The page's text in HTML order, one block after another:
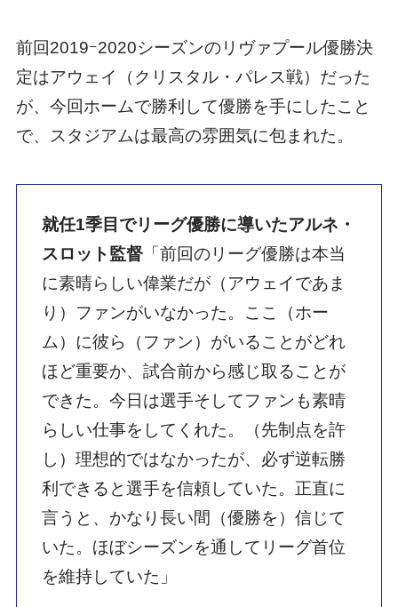
前回2019ｰ2020シーズンのリヴァプール優勝決
定はアウェイ（クリスタル・パレス戦）だった
が、今回ホームで勝利して優勝を手にしたこと
で、スタジアムは最高の雰囲気に包まれた。
就任1季目でリーグ優勝に導いたアルネ・
スロット監督 「前回のリーグ優勝は本当
に素晴らしい偉業だが（アウェイであま
り）ファンがいなかった。ここ（ホー
ム）に彼ら（ファン）がいることがどれ
ほど重要か、試合前から感じ取ることが
できた。今日は選手そしてファンも素晴
らしい仕事をしてくれた。（先制点を許
し）理想的ではなかったが、必ず逆転勝
利できると選手を信頼していた。正直に
言うと、かなり長い間（優勝を）信じて
いた。ほぼシーズンを通してリーグ首位
を維持していた」